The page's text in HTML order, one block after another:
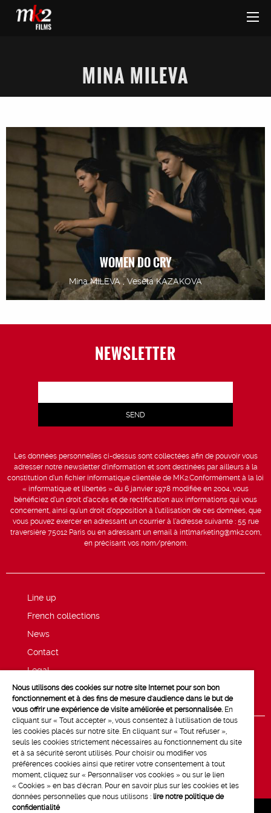
MINA MILEVA
WOMEN DO CRY
Mina MILEVA , Vesela KAZAKOVA
NEWSLETTER
Les données personnelles ci-dessus sont collectées afin de pouvoir vous
adresser notre newsletter d’information et sont destinées par ailleurs à la
constitution d’un fichier informatique clientèle de MK2.Conformément à la loi
« informatique et libertés » du 6 janvier 1978 modifiée en 2004, vous
bénéficiez d’un droit d’accès et de rectification aux informations qui vous
concernent, ainsi qu’un droit d’opposition à l’utilisation de ces données, que
vous pouvez exercer en adressant un courrier à l’adresse suivante : 55 rue
traversière 75012 Paris ou en adressant un email à intlmarketing@mk2.com,
en précisant vos nom/prénom.
Line up
French collections
News
Contact
Legal
Privacy and cookie policy
Nous utilisons des cookies sur notre site Internet pour son bon
fonctionnement et à des fins de mesure d'audience dans le but de
vous offrir une expérience de visite améliorée et personnalisée. En
cliquant sur « Tout accepter », vous consentez à l'utilisation de tous
les cookies placés sur notre site. En cliquant sur « Tout refuser »,
seuls les cookies strictement nécessaires au fonctionnement du site
et à sa sécurité seront utilisés. Pour choisir ou modifier vos
préférences cookies ainsi que retirer votre consentement à tout
moment, cliquez sur « Personnaliser vos cookies » ou sur le lien
« Cookies » en bas d'écran. Pour en savoir plus sur les cookies et les
données personnelles que nous utilisons : lire notre politique de
confidentialité